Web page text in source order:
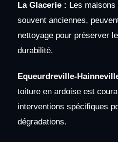
La Glacerie : Les
souvent anciennes,
nettoyage pour préserver
durabilité.
Equeurdreville-
toiture en ardoise est
interventions spécifiques
dégradations.